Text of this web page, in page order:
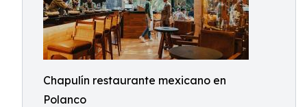
Chapulín restaurante mexicano en
Polanco